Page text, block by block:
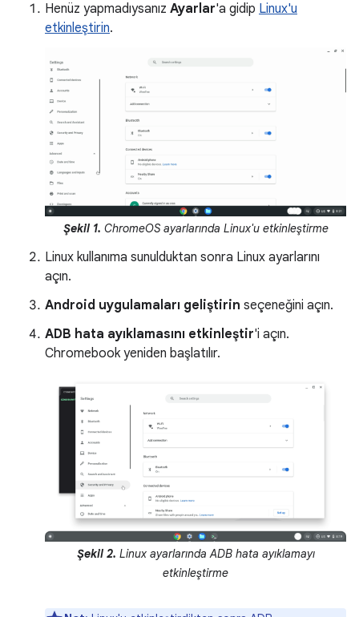
Henüz yapmadıysanız Ayarlar'a gidip Linux'u
etkinleştirin.
Şekil 1. ChromeOS ayarlarında Linux'u etkinleştirme
Linux kullanıma sunulduktan sonra Linux ayarlarını
açın.
Android uygulamaları geliştirin seçeneğini açın.
ADB hata ayıklamasını etkinleştir'i açın.
Chromebook yeniden başlatılır.
Şekil 2. Linux ayarlarında ADB hata ayıklamayı
etkinleştirme